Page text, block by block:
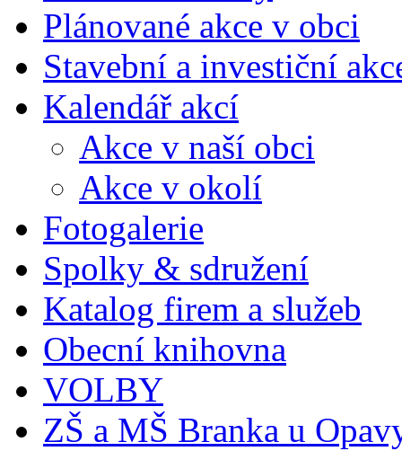
Plánované akce v obci
Stavební a investiční
Kalendář akcí
Akce v naší obci
Akce v okolí
Fotogalerie
Spolky & sdružení
Katalog firem a služeb
Obecní knihovna
VOLBY
ZŠ a MŠ Branka u